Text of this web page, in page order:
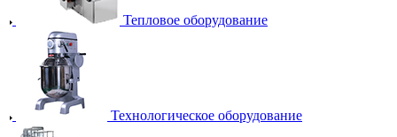
Тепловое оборудование
Технологическое оборудование